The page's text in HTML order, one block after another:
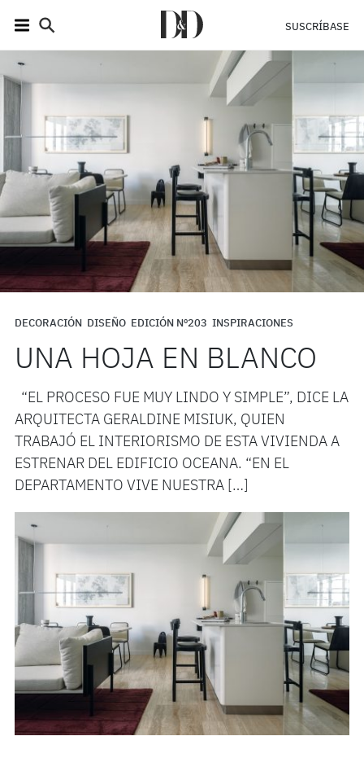
SUSCRÍBASE
DECORACIÓN DISEÑO EDICIÓN Nº203 INSPIRACIONES
UNA HOJA EN BLANCO
“EL PROCESO FUE MUY LINDO Y SIMPLE”, DICE LA
ARQUITECTA GERALDINE MISIUK, QUIEN
TRABAJÓ EL INTERIORISMO DE ESTA VIVIENDA A
ESTRENAR DEL EDIFICIO OCEANA. “EN EL
DEPARTAMENTO VIVE NUESTRA […]